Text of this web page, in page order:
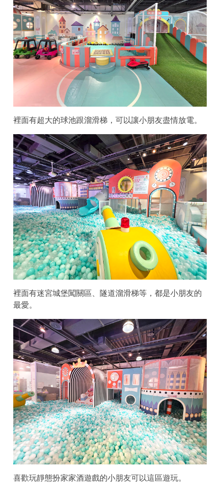
裡面有超大的球池跟溜滑梯，可以讓小朋友盡情放電。
裡面有迷宮城堡闖關區、隧道溜滑梯等，都是小朋友的
最愛。
喜歡玩靜態扮家家酒遊戲的小朋友可以這區遊玩。